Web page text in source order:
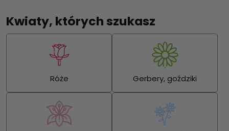
Kwiaty, których szukasz
Róże Gerbery, goździki